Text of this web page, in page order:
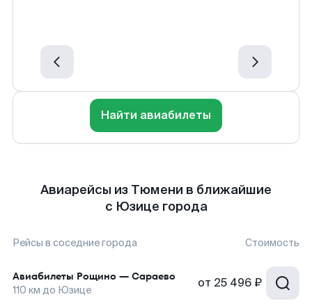
Найти авиабилеты
Авиарейсы из Тюмени в ближайшие
с Юзице города
Рейсы в соседние города Стоимость
Авиабилеты Рощино — Сараево
110 км до Юзице от 25 496 ₽